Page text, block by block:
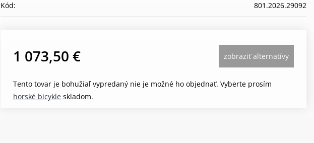
801.2026.29092
Kód:
1 073,50 € zobraziť alternatívy
Tento tovar je bohužiaľ vypredaný nie je možné ho objednať. Vyberte prosím
horské bicykle skladom.